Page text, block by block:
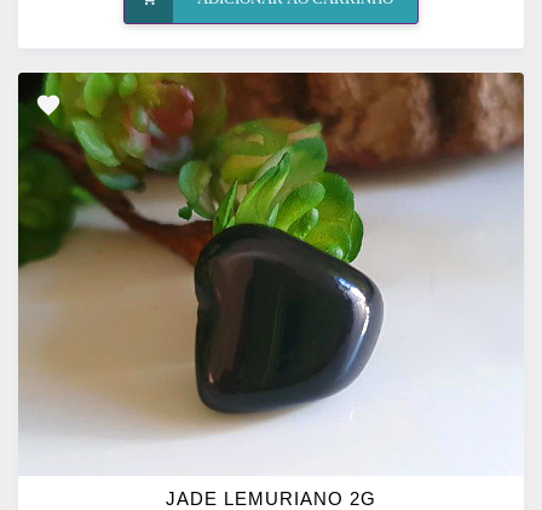
ADICIONAR
OS
FAVORITOS
JADE LEMURIANO 2G